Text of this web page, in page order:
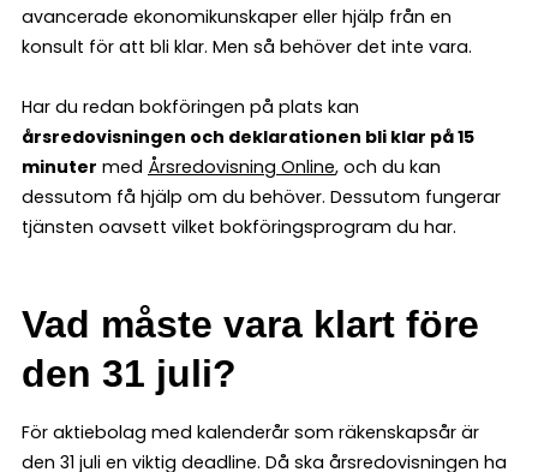
avancerade ekonomikunskaper eller hjälp från en
konsult för att bli klar. Men så behöver det inte vara.
Har du redan bokföringen på plats kan
årsredovisningen och deklarationen bli klar på 15
minuter med Årsredovisning Online, och du kan
dessutom få hjälp om du behöver. Dessutom fungerar
tjänsten oavsett vilket bokföringsprogram du har.
Vad måste vara klart före
den 31 juli?
För aktiebolag med kalenderår som räkenskapsår är
den 31 juli en viktig deadline. Då ska årsredovisningen ha